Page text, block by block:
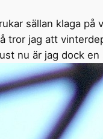
sällan klaga
tror jag att
nu är jag dock